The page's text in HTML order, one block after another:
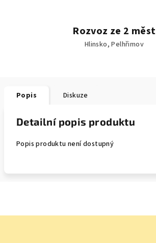
Rozvoz ze 2 měst
Hlinsko, Pelhřimov
Popis Diskuze
Detailní popis produktu
Popis produktu není dostupný